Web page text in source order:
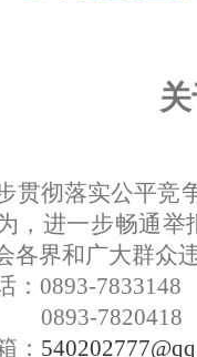
贯彻落实公平竞
，进一步畅通
各界和广大群众
：0893-7833148
0893-7820418